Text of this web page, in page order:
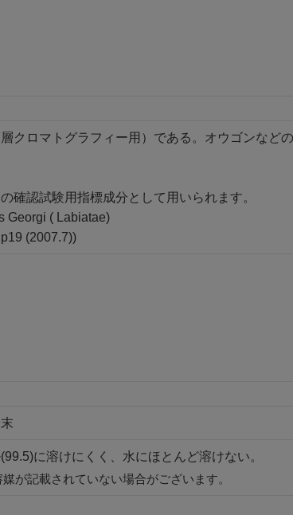
クロマトグラフィー用）である。オウゴンなど
確認試験用指標成分として用いられます。
Georgi ( Labiatae)
(2007.7))
に溶けにくく、水にほとんど溶けない。
が記載されていない場合がございます。